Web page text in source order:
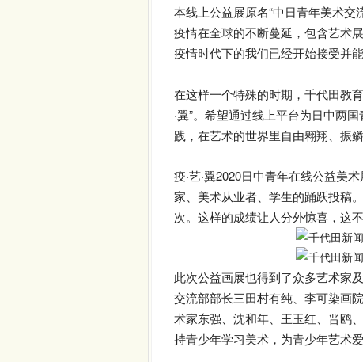
本线上公益展原名“中日青年美术
疫情在全球的不断蔓延，包含艺术
疫情时代下的我们已经开始接受并
在这样一个特殊的时期，千代田教
·翼”。希望通过线上平台为日中两
践，在艺术的世界里自由翱翔、振
疫·艺·翼2020日中青年在线公益美
家、美术从业者、学生的踊跃投稿
次。这样的成绩让人分外惊喜，这
此次公益画展也得到了众多艺术家
交流部部长三田村有纯、李可染画
术家东强、沈和年、王玉红、晋鸥
持青少年学习美术，为青少年艺术